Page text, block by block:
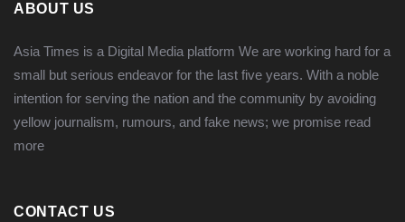
ABOUT US
Asia Times is a Digital Media platform We are working hard for a
small but serious endeavor for the last five years. With a noble
intention for serving the nation and the community by avoiding
yellow journalism, rumours, and fake news; we promise read
more
CONTACT US